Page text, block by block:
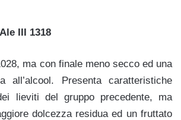
III 1318
ma con finale meno secco ed una
all’alcool. Presenta caratteristiche
lieviti del gruppo precedente, ma
dolcezza residua ed un fruttato